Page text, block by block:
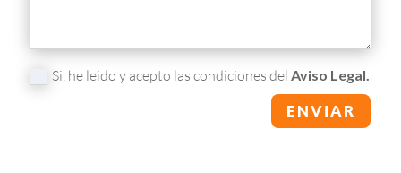
Si, he leido y acepto las condiciones del Aviso Legal.
ENVIAR